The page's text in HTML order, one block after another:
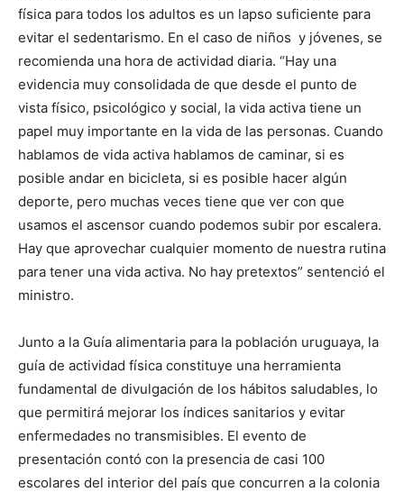
física para todos los adultos es un lapso suficiente para
evitar el sedentarismo. En el caso de niños y jóvenes, se
recomienda una hora de actividad diaria. “Hay una
evidencia muy consolidada de que desde el punto de
vista físico, psicológico y social, la vida activa tiene un
papel muy importante en la vida de las personas. Cuando
hablamos de vida activa hablamos de caminar, si es
posible andar en bicicleta, si es posible hacer algún
deporte, pero muchas veces tiene que ver con que
usamos el ascensor cuando podemos subir por escalera.
Hay que aprovechar cualquier momento de nuestra rutina
para tener una vida activa. No hay pretextos” sentenció el
ministro.
Junto a la Guía alimentaria para la población uruguaya, la
guía de actividad física constituye una herramienta
fundamental de divulgación de los hábitos saludables, lo
que permitirá mejorar los índices sanitarios y evitar
enfermedades no transmisibles. El evento de
presentación contó con la presencia de casi 100
escolares del interior del país que concurren a la colonia